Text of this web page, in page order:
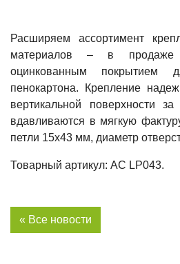
Расширяем ассортимент
материалов – в продаже
оцинкованным покрытием
пенокартона. Крепление
вертикальной поверхности
вдавливаются в мягкую
петли 15х43 мм, диаметр
Товарный артикул: AC LP043.
« Все новости